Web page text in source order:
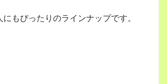
もぴったりのラインナップです。